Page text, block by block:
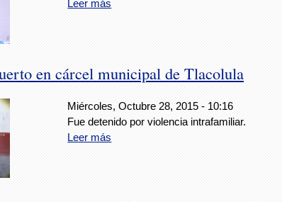
Leer más
en cárcel municipal de Tlacolula
Miércoles, Octubre 28, 2015 - 10:16
Fue detenido por violencia intrafamiliar.
Leer más